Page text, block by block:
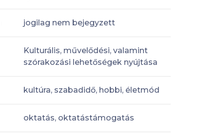
jogilag nem bejegyzett
Kulturális, művelődési, valamint
szórakozási lehetőségek nyújtása
kultúra, szabadidő, hobbi, életmód
oktatás, oktatástámogatás